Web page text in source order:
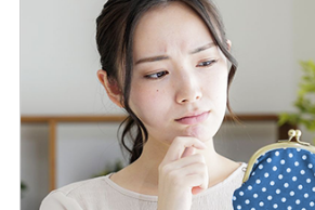
カードローンは一括返済すべき
リット、やり方を紹介
カードローンは解約すべき？完
ット・デメリットを解説
カードローンのメリット・デメ
おきたいポイントや注意点も解